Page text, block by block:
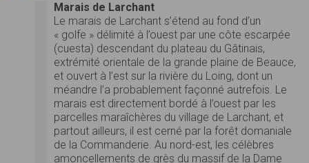
Marais de Larchant
Le marais de Larchant s’étend au fond d’un
« golfe » délimité à l’ouest par une côte escarpée
(cuesta) descendant du plateau du Gâtinais,
extrémité orientale de la grande plaine de Beauce,
et ouvert à l’est sur la rivière du Loing, dont un
méandre l’a probablement façonné autrefois. Le
marais est directement bordé à l’ouest par les
parcelles maraîchères du village de Larchant, et
partout ailleurs, il est cerné par la forêt domaniale
de la Commanderie. Au nord-est, les célèbres
amoncellements de grès du massif de la Dame